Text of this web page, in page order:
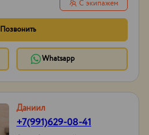
С экипажем
Позвонить
Whatsapp
Даниил
+7(991)629-08-41